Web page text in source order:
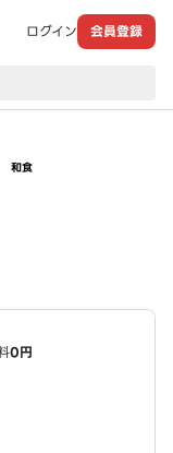
ログイン 会員登録
和食
0円